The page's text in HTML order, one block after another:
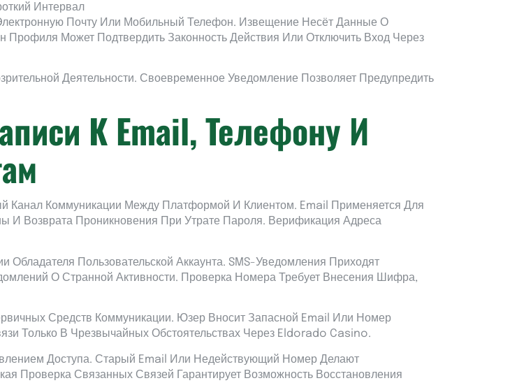
Интервал
Почту Или Мобильный Телефон. Извещение Несёт Данные О
Может Подтвердить Законность Действия Или Отключить Вход Через
Деятельности. Своевременное Уведомление Позволяет Предупредить
К Email, Телефону И
Канал Коммуникации Между Платформой И Клиентом. Email Применяется Для
Возврата Проникновения При Утрате Пароля. Верификация Адреса
Пользовательской Аккаунта. SMS-Уведомления Приходят
О Странной Активности. Проверка Номера Требует Внесения Шифра,
Средств Коммуникации. Юзер Вносит Запасной Email Или Номер
Только В Чрезвычайных Обстоятельствах Через Eldorado Casino.
Доступа. Старый Email Или Недействующий Номер Делают
Проверка Связанных Связей Гарантирует Возможность Восстановления